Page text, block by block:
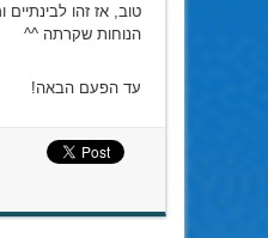
טוב, אז זהו לבינתיים
הנוחות שקרתה ^^
עד הפעם הבאה!